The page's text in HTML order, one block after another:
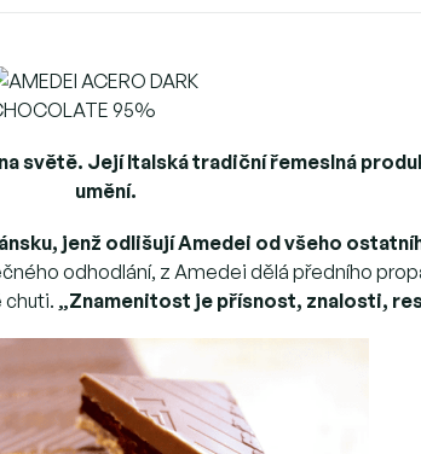
světě. Její Italská tradiční řemeslná
umění.
jenž odlišují Amedei od všeho
odhodlání, z Amedei dělá předního
chuti. „Znamenitost je přísnost, znalosti,